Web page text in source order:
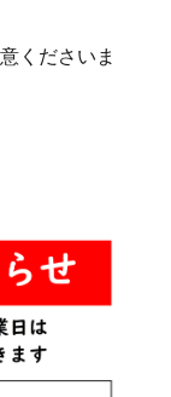
くださいま